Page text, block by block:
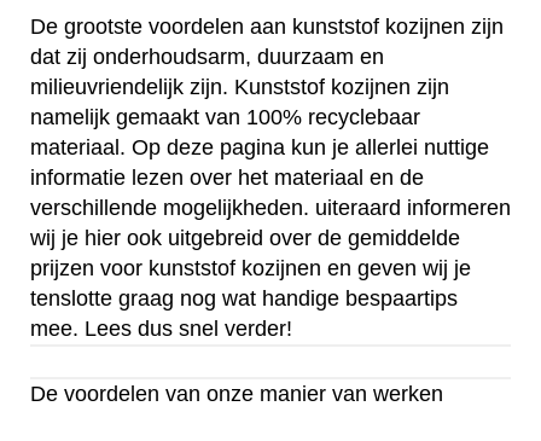
De grootste voordelen aan kunststof kozijnen zijn
dat zij onderhoudsarm, duurzaam en
milieuvriendelijk zijn. Kunststof kozijnen zijn
namelijk gemaakt van 100% recyclebaar
materiaal. Op deze pagina kun je allerlei nuttige
informatie lezen over het materiaal en de
verschillende mogelijkheden. uiteraard informeren
wij je hier ook uitgebreid over de gemiddelde
prijzen voor kunststof kozijnen en geven wij je
tenslotte graag nog wat handige bespaartips
mee. Lees dus snel verder!
De voordelen van onze manier van werken